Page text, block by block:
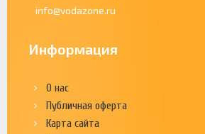
info@vodazone.ru
Информация
О нас
Публичная оферта
Карта сайта